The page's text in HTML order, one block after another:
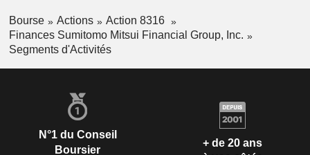
Bourse Actions
Action 8316
Finances Sumitomo Mitsui Financial Group, Inc.
Segments d'Activités
N°1 du Conseil
Boursier
+ de 20 ans